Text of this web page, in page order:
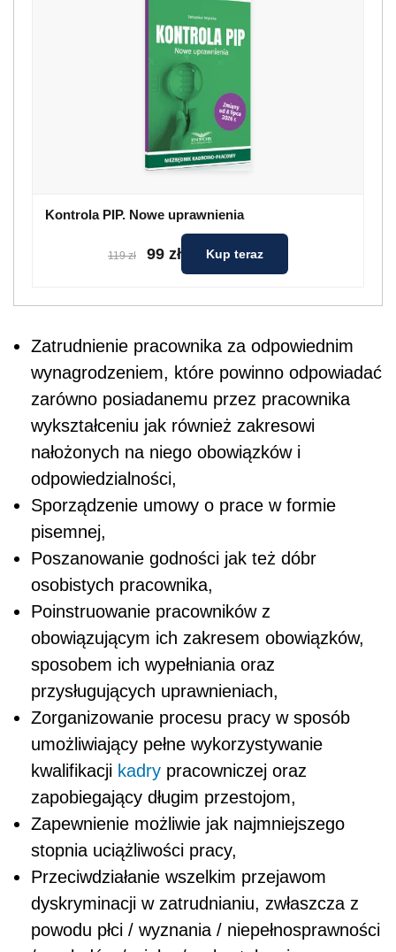
Kontrola PIP. Nowe uprawnienia
119 zł 99 zł Kup teraz
Zatrudnienie pracownika za odpowiednim
wynagrodzeniem, które powinno odpowiadać
zarówno posiadanemu przez pracownika
wykształceniu jak również zakresowi
nałożonych na niego obowiązków i
odpowiedzialności,
Sporządzenie umowy o prace w formie
pisemnej,
Poszanowanie godności jak też dóbr
osobistych pracownika,
Poinstruowanie pracowników z
obowiązującym ich zakresem obowiązków,
sposobem ich wypełniania oraz
przysługujących uprawnieniach,
Zorganizowanie procesu pracy w sposób
umożliwiający pełne wykorzystywanie
kwalifikacji kadry pracowniczej oraz
zapobiegający długim przestojom,
Zapewnienie możliwie jak najmniejszego
stopnia uciążliwości pracy,
Przeciwdziałanie wszelkim przejawom
dyskryminacji w zatrudnianiu, zwłaszcza z
powodu płci / wyznania / niepełnosprawności